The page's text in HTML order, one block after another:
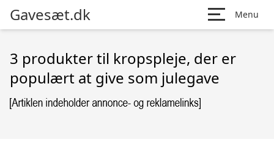
Gavesæt.dk Menu
3 produkter til kropspleje, der er
populært at give som julegave